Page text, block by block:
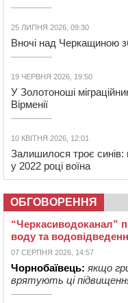
25 ЛИПНЯ 2026, 09:30
Вночі над Черкащиною
19 ЧЕРВНЯ 2026, 19:50
У Золотоноші
Вірменії
10 КВІТНЯ 2026, 12:01
Залишилося троє синів:
у 2022 році воїна
ОБГОВОРЕННЯ
“Черкасиводоканал”
воду та
07 СЕРПНЯ 2026, 14:57
Чорнобаївець: якщо
врятують ці